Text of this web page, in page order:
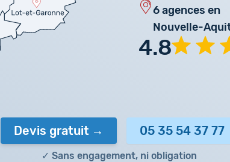
6 agences en
Nouvelle-
4.8
Devis gratuit 05 35 54 37 77
✓ Sans engagement, ni obligation